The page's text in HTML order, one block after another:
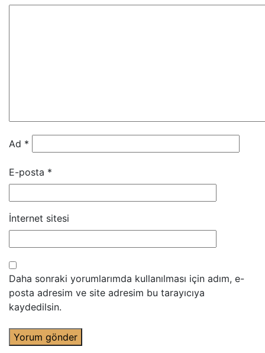
Ad *
E-posta *
İnternet sitesi
Daha sonraki yorumlarımda kullanılması için adım, e-
posta adresim ve site adresim bu tarayıcıya
kaydedilsin.